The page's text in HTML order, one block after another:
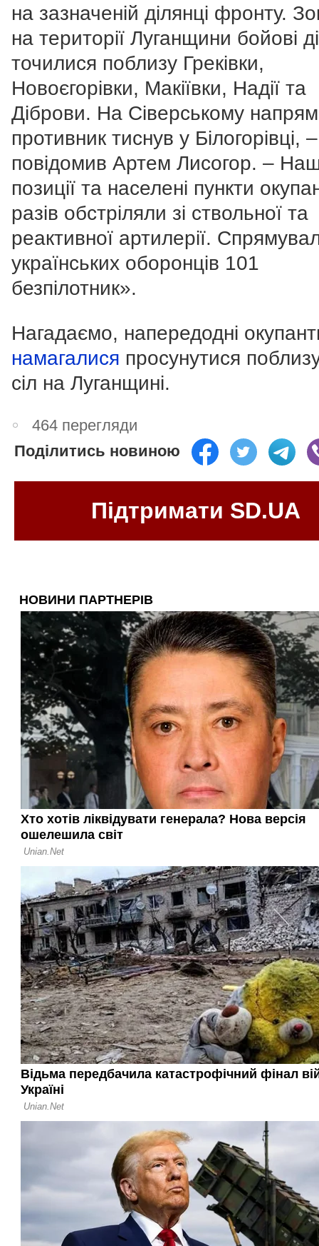
на зазначеній ділянці фронту.
на території Луганщини бойові
точилися поблизу Греківки,
Новоєгорівки, Макіївки, Надії та
Діброви. На Сіверському
противник тиснув у Білогорівці, –
повідомив Артем Лисогор. –
позиції та населені пункти
разів обстріляли зі ствольної та
реактивної артилерії.
українських оборонців 101
безпілотник».
Нагадаємо, напередодні
намагалися просунутися
сіл на Луганщині.
464 перегляди
Поділитись новиною
Підтримати SD.UA